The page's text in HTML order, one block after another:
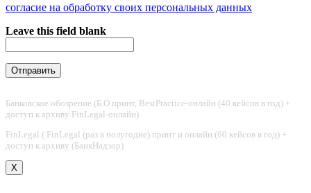
согласие на обработку своих персональных данных
Leave this field blank
Банковское обозрение (Б.О принт, BestPractice-онлайн (40 кейсов в год) +
доступ к архиву FinLegal-онлайн)
FinLegal ( FinLegal (раз в полугодие) принт и онлайн (60 кейсов в год) +
доступ к архиву (БанкНадзор)
X